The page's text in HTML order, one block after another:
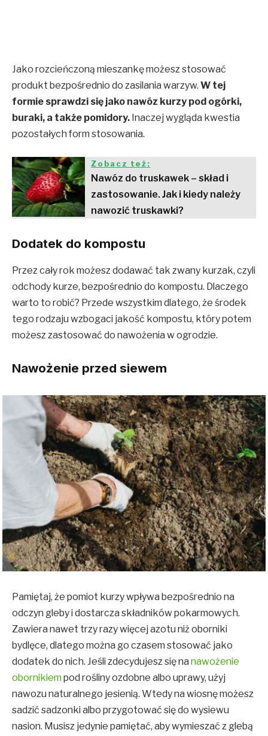
Jako rozcieńczoną mieszankę możesz stosować
produkt bezpośrednio do zasilania warzyw. W tej
formie sprawdzi się jako nawóz kurzy pod ogórki,
buraki, a także pomidory. Inaczej wygląda kwestia
pozostałych form stosowania.
Zobacz też:
Nawóz do truskawek – skład i
zastosowanie. Jak i kiedy należy
nawozić truskawki?
Dodatek do kompostu
Przez cały rok możesz dodawać tak zwany kurzak, czyli
odchody kurze, bezpośrednio do kompostu. Dlaczego
warto to robić? Przede wszystkim dlatego, że środek
tego rodzaju wzbogaci jakość kompostu, który potem
możesz zastosować do nawożenia w ogrodzie.
Nawożenie przed siewem
Pamiętaj, że pomiot kurzy wpływa bezpośrednio na
odczyn gleby i dostarcza składników pokarmowych.
Zawiera nawet trzy razy więcej azotu niż oborniki
bydlęce, dlatego można go czasem stosować jako
dodatek do nich. Jeśli zdecydujesz się na nawożenie
obornikiempod rośliny ozdobne albo uprawy, użyj
nawozu naturalnego jesienią. Wtedy na wiosnę możesz
sadzić sadzonki albo przygotować się do wysiewu
nasion. Musisz jedynie pamiętać, aby wymieszać z glebą